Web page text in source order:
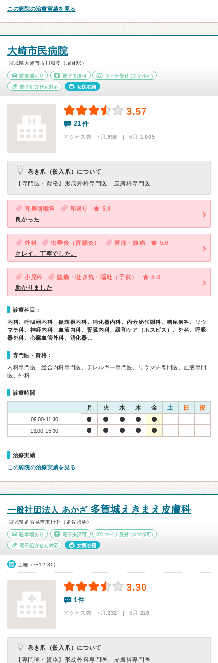
この病院の治療実績を見る
大崎市民病院
宮城県大崎市古川穂波（塚目駅）
駐車場あり 電子決済可 マイナ受付 (スマホ可)
電子処方せん対応 女医在籍
3.57
21件
アクセス数 7月:998 | 6月:1,005
巻き爪（嵌入爪）について
【専門医・資格】 形成外科専門医、皮膚科専門医
耳鼻咽喉科 耳鳴り
5.0
良かった
外科 虫垂炎（盲腸炎） 胃痛・腹痛
5.0
キレイ、丁寧でした。
小児科 腹痛・吐き気・嘔吐（子供）
5.0
助かりました
診療科目：
内科、呼吸器内科、循環器内科、消化器内科、内分泌代謝科、糖尿病科、リウ
マチ科、神経内科、血液内科、腎臓内科、緩和ケア（ホスピス）、外科、呼吸
器外科、心臓血管外科、消化器…
専門医・資格：
内科専門医、総合内科専門医、アレルギー専門医、リウマチ専門医、血液専門
医、外科…
診療時間
月 火 水 木 金 土 日 祝
09:00-11:30
13:00-15:30
治療実績
この病院の治療実績を見る
一般社団法人 あかざ 多賀城えきまえ皮膚科
宮城県多賀城市東田中（多賀城駅）
駐車場あり 電子決済可 マイナ受付 (スマホ可)
電子処方せん対応 女医在籍
土曜（〜12:30）
3.30
1件
アクセス数 7月:232 | 6月:226
巻き爪（嵌入爪）について
【専門医・資格】 形成外科専門医、皮膚科専門医